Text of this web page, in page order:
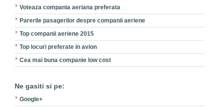
Voteaza compania aeriana preferata
Parerile pasagerilor despre companii aeriene
Top companii aeriene 2015
Top locuri preferate in avion
Cea mai buna companie low cost
Ne gasiti si pe:
Google+